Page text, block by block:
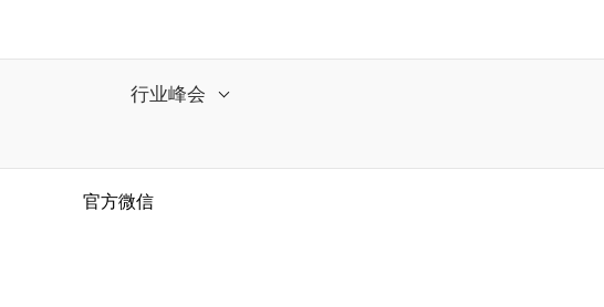
行业峰会
官方微信